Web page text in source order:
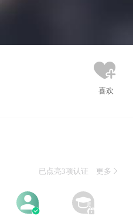
已点亮3项认证 更多



